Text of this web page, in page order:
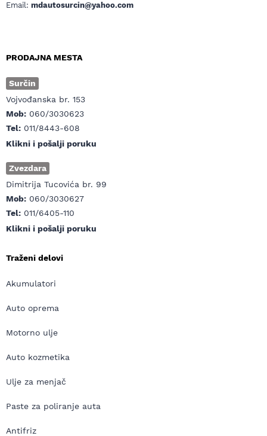
Email: mdautosurcin@yahoo.com
PRODAJNA MESTA
Surčin
Vojvođanska br. 153
Mob: 060/3030623
Tel: 011/8443-608
Klikni i pošalji poruku
Zvezdara
Dimitrija Tucovića br. 99
Mob: 060/3030627
Tel: 011/6405-110
Klikni i pošalji poruku
Traženi delovi
Akumulatori
Auto oprema
Motorno ulje
Auto kozmetika
Ulje za menjač
Paste za poliranje auta
Antifriz